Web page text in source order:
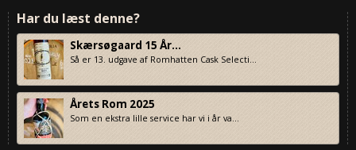
Har du læst denne?
Skærsøgaard 15 År...
Så er 13. udgave af Romhatten Cask Selecti...
Årets Rom 2025
Som en ekstra lille service har vi i år va...